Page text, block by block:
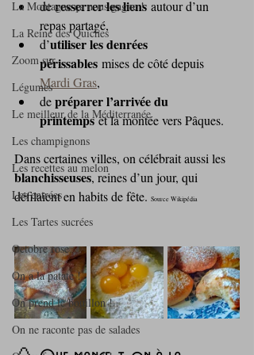
La Montagne ça nous gagne !
La Reine des Quiches
Zoom sur ...
Légumes
Le meilleur de la Méditerranée
Les champignons
Les recettes au melon
Les entrées
Les Tartes sucrées
Octobre rose
On a la patate !
On prend le bouillon !
On ne raconte pas de salades
de resserrer les liens autour d’un
repas partagé,
d’utiliser les denrées
périssables mises de côté depuis
Mardi Gras,
de préparer l’arrivée du
printemps et la montée vers Pâques.
Dans certaines villes, on célébrait aussi les
blanchisseuses, reines d’un jour, qui
défilaient en habits de fête. Source Wikipédia